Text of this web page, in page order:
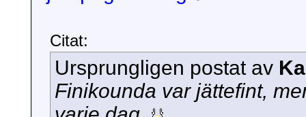
Citat:
Ursprungligen postat av
Finikounda var jättefint,